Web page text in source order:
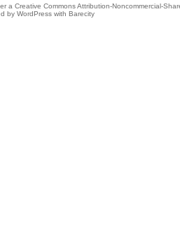
a Creative Commons Attribution-Noncommercial-
by WordPress with Barecity